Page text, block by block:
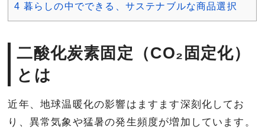
4 暮らしの中でできる、サステナブルな商品選択
二酸化炭素固定（CO₂固定化）
とは
近年、地球温暖化の影響はますます深刻化してお
り、異常気象や猛暑の発生頻度が増加しています。